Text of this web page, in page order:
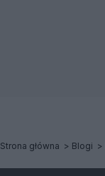
Strona główna Blogi